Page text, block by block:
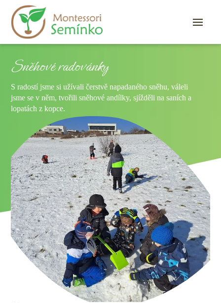
Sněhové radovánky
S radostí jsme si užívali čerstvě napadaného sněhu, váleli
jsme se v něm, tvořili sněhové andílky, sjížděli na saních a
lopatách z kopce.